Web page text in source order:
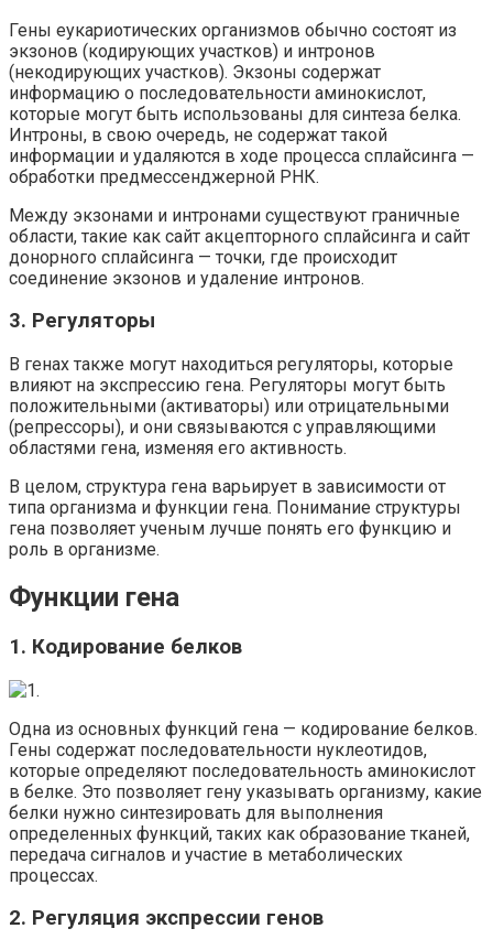
Гены еукариотических организмов обычно состоят из
экзонов (кодирующих участков) и интронов
(некодирующих участков). Экзоны содержат
информацию о последовательности аминокислот,
которые могут быть использованы для синтеза белка.
Интроны, в свою очередь, не содержат такой
информации и удаляются в ходе процесса сплайсинга —
обработки предмессенджерной РНК.
Между экзонами и интронами существуют граничные
области, такие как сайт акцепторного сплайсинга и сайт
донорного сплайсинга — точки, где происходит
соединение экзонов и удаление интронов.
3. Регуляторы
В генах также могут находиться регуляторы, которые
влияют на экспрессию гена. Регуляторы могут быть
положительными (активаторы) или отрицательными
(репрессоры), и они связываются с управляющими
областями гена, изменяя его активность.
В целом, структура гена варьирует в зависимости от
типа организма и функции гена. Понимание структуры
гена позволяет ученым лучше понять его функцию и
роль в организме.
Функции гена
1. Кодирование белков
Одна из основных функций гена — кодирование белков.
Гены содержат последовательности нуклеотидов,
которые определяют последовательность аминокислот
в белке. Это позволяет гену указывать организму, какие
белки нужно синтезировать для выполнения
определенных функций, таких как образование тканей,
передача сигналов и участие в метаболических
процессах.
2. Регуляция экспрессии генов